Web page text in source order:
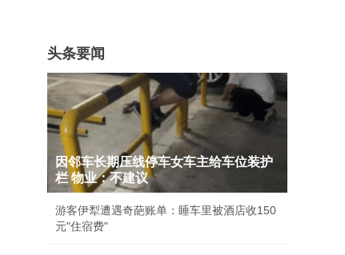
头条要闻
因邻车长期压线停车女车主给车位装护
栏 物业：不建议
游客伊犁遭遇奇葩账单：睡车里被酒店收150
元"住宿费"